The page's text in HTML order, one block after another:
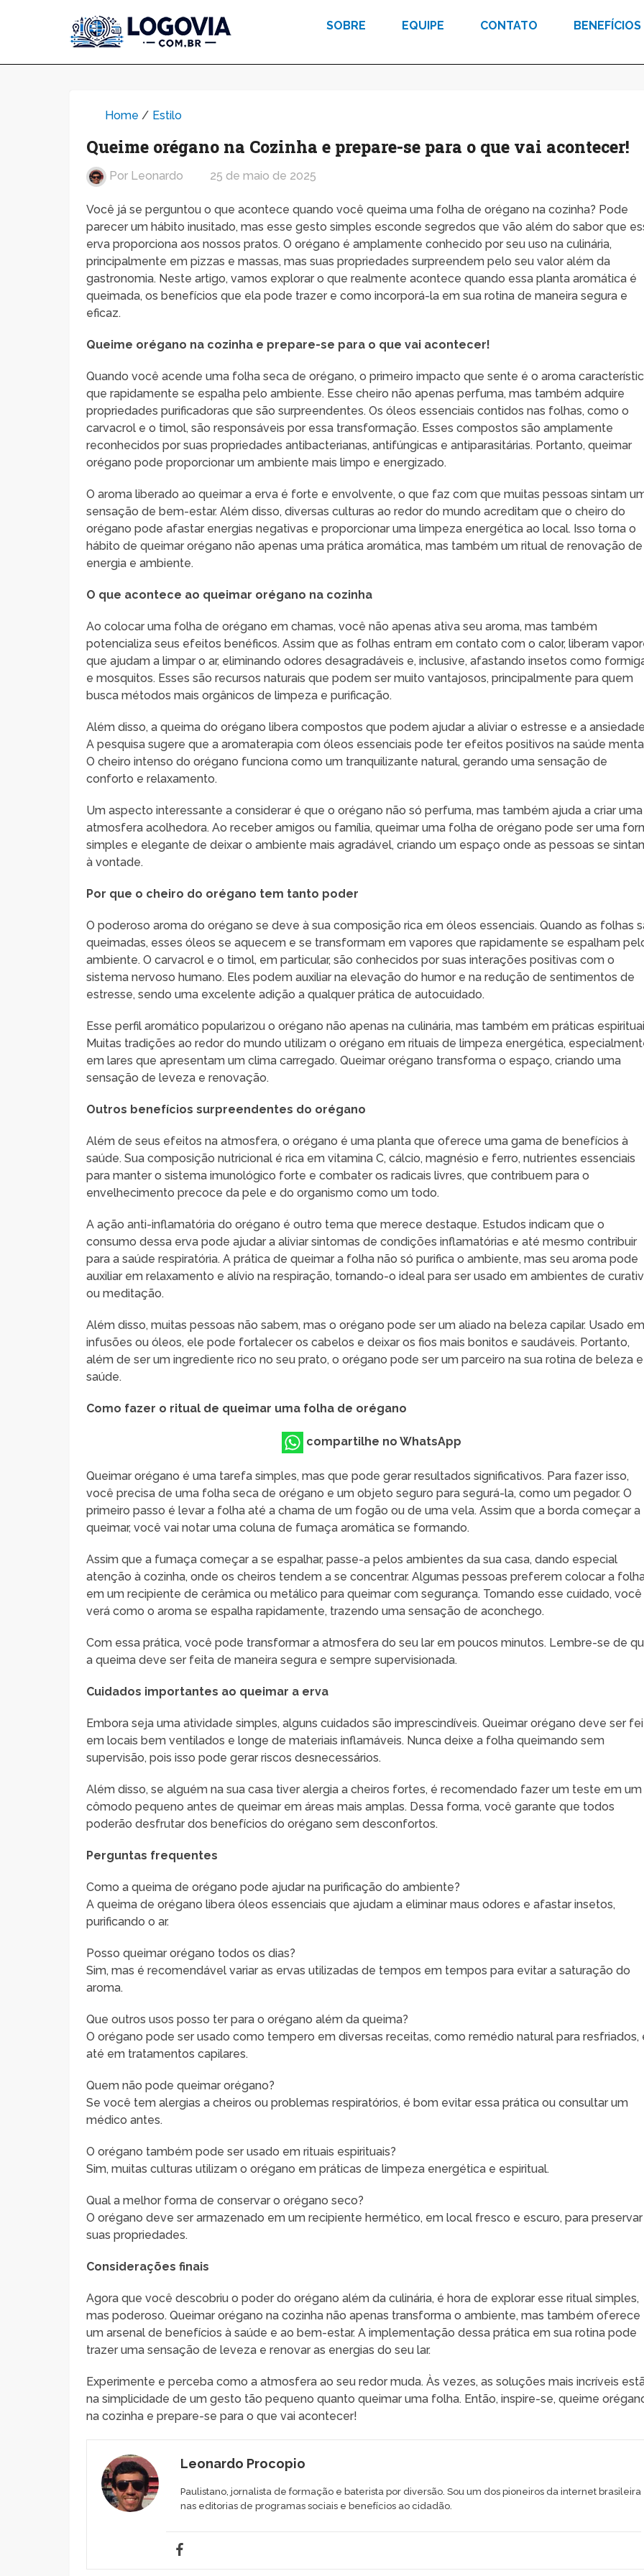
SOBRE EQUIPE CONTATO BENEFÍCIOS
Home / Estilo
Queime orégano na Cozinha e prepare-se para o que vai acontecer!
Por Leonardo 25 de maio de 2025
Você já se perguntou o que acontece quando você queima uma folha de orégano na cozinha? Pode
parecer um hábito inusitado, mas esse gesto simples esconde segredos que vão além do sabor que
erva proporciona aos nossos pratos. O orégano é amplamente conhecido por seu uso na culinária,
principalmente em pizzas e massas, mas suas propriedades surpreendem pelo seu valor além da
gastronomia. Neste artigo, vamos explorar o que realmente acontece quando essa planta aromática é
queimada, os benefícios que ela pode trazer e como incorporá-la em sua rotina de maneira segura e
eficaz.
Queime orégano na cozinha e prepare-se para o que vai acontecer!
Quando você acende uma folha seca de orégano, o primeiro impacto que sente é o aroma
que rapidamente se espalha pelo ambiente. Esse cheiro não apenas perfuma, mas também adquire
propriedades purificadoras que são surpreendentes. Os óleos essenciais contidos nas folhas, como o
carvacrol e o timol, são responsáveis por essa transformação. Esses compostos são amplamente
reconhecidos por suas propriedades antibacterianas, antifúngicas e antiparasitárias. Portanto, queimar
orégano pode proporcionar um ambiente mais limpo e energizado.
O aroma liberado ao queimar a erva é forte e envolvente, o que faz com que muitas pessoas sintam
sensação de bem-estar. Além disso, diversas culturas ao redor do mundo acreditam que o cheiro do
orégano pode afastar energias negativas e proporcionar uma limpeza energética ao local. Isso torna o
hábito de queimar orégano não apenas uma prática aromática, mas também um ritual de renovação de
energia e ambiente.
O que acontece ao queimar orégano na cozinha
Ao colocar uma folha de orégano em chamas, você não apenas ativa seu aroma, mas também
potencializa seus efeitos benéficos. Assim que as folhas entram em contato com o calor, liberam
que ajudam a limpar o ar, eliminando odores desagradáveis e, inclusive, afastando insetos como
e mosquitos. Esses são recursos naturais que podem ser muito vantajosos, principalmente para quem
busca métodos mais orgânicos de limpeza e purificação.
Além disso, a queima do orégano libera compostos que podem ajudar a aliviar o estresse e a
A pesquisa sugere que a aromaterapia com óleos essenciais pode ter efeitos positivos na saúde
O cheiro intenso do orégano funciona como um tranquilizante natural, gerando uma sensação de
conforto e relaxamento.
Um aspecto interessante a considerar é que o orégano não só perfuma, mas também ajuda a criar uma
atmosfera acolhedora. Ao receber amigos ou família, queimar uma folha de orégano pode ser uma
simples e elegante de deixar o ambiente mais agradável, criando um espaço onde as pessoas se
à vontade.
Por que o cheiro do orégano tem tanto poder
O poderoso aroma do orégano se deve à sua composição rica em óleos essenciais. Quando as folhas
queimadas, esses óleos se aquecem e se transformam em vapores que rapidamente se espalham
ambiente. O carvacrol e o timol, em particular, são conhecidos por suas interações positivas com o
sistema nervoso humano. Eles podem auxiliar na elevação do humor e na redução de sentimentos de
estresse, sendo uma excelente adição a qualquer prática de autocuidado.
Esse perfil aromático popularizou o orégano não apenas na culinária, mas também em práticas
Muitas tradições ao redor do mundo utilizam o orégano em rituais de limpeza energética,
em lares que apresentam um clima carregado. Queimar orégano transforma o espaço, criando uma
sensação de leveza e renovação.
Outros benefícios surpreendentes do orégano
Além de seus efeitos na atmosfera, o orégano é uma planta que oferece uma gama de benefícios à
saúde. Sua composição nutricional é rica em vitamina C, cálcio, magnésio e ferro, nutrientes essenciais
para manter o sistema imunológico forte e combater os radicais livres, que contribuem para o
envelhecimento precoce da pele e do organismo como um todo.
A ação anti-inflamatória do orégano é outro tema que merece destaque. Estudos indicam que o
consumo dessa erva pode ajudar a aliviar sintomas de condições inflamatórias e até mesmo contribuir
para a saúde respiratória. A prática de queimar a folha não só purifica o ambiente, mas seu aroma pode
auxiliar em relaxamento e alívio na respiração, tornando-o ideal para ser usado em ambientes de
ou meditação.
Além disso, muitas pessoas não sabem, mas o orégano pode ser um aliado na beleza capilar. Usado
infusões ou óleos, ele pode fortalecer os cabelos e deixar os fios mais bonitos e saudáveis. Portanto,
além de ser um ingrediente rico no seu prato, o orégano pode ser um parceiro na sua rotina de beleza e
saúde.
Como fazer o ritual de queimar uma folha de orégano
compartilhe no WhatsApp
Queimar orégano é uma tarefa simples, mas que pode gerar resultados significativos. Para fazer isso,
você precisa de uma folha seca de orégano e um objeto seguro para segurá-la, como um pegador. O
primeiro passo é levar a folha até a chama de um fogão ou de uma vela. Assim que a borda começar a
queimar, você vai notar uma coluna de fumaça aromática se formando.
Assim que a fumaça começar a se espalhar, passe-a pelos ambientes da sua casa, dando especial
atenção à cozinha, onde os cheiros tendem a se concentrar. Algumas pessoas preferem colocar a
em um recipiente de cerâmica ou metálico para queimar com segurança. Tomando esse cuidado, você
verá como o aroma se espalha rapidamente, trazendo uma sensação de aconchego.
Com essa prática, você pode transformar a atmosfera do seu lar em poucos minutos. Lembre-se de
a queima deve ser feita de maneira segura e sempre supervisionada.
Cuidados importantes ao queimar a erva
Embora seja uma atividade simples, alguns cuidados são imprescindíveis. Queimar orégano deve ser
em locais bem ventilados e longe de materiais inflamáveis. Nunca deixe a folha queimando sem
supervisão, pois isso pode gerar riscos desnecessários.
Além disso, se alguém na sua casa tiver alergia a cheiros fortes, é recomendado fazer um teste em um
cômodo pequeno antes de queimar em áreas mais amplas. Dessa forma, você garante que todos
poderão desfrutar dos benefícios do orégano sem desconfortos.
Perguntas frequentes
Como a queima de orégano pode ajudar na purificação do ambiente?
A queima de orégano libera óleos essenciais que ajudam a eliminar maus odores e afastar insetos,
purificando o ar.
Posso queimar orégano todos os dias?
Sim, mas é recomendável variar as ervas utilizadas de tempos em tempos para evitar a saturação do
aroma.
Que outros usos posso ter para o orégano além da queima?
O orégano pode ser usado como tempero em diversas receitas, como remédio natural para resfriados,
até em tratamentos capilares.
Quem não pode queimar orégano?
Se você tem alergias a cheiros ou problemas respiratórios, é bom evitar essa prática ou consultar um
médico antes.
O orégano também pode ser usado em rituais espirituais?
Sim, muitas culturas utilizam o orégano em práticas de limpeza energética e espiritual.
Qual a melhor forma de conservar o orégano seco?
O orégano deve ser armazenado em um recipiente hermético, em local fresco e escuro, para preservar
suas propriedades.
Considerações finais
Agora que você descobriu o poder do orégano além da culinária, é hora de explorar esse ritual simples,
mas poderoso. Queimar orégano na cozinha não apenas transforma o ambiente, mas também oferece
um arsenal de benefícios à saúde e ao bem-estar. A implementação dessa prática em sua rotina pode
trazer uma sensação de leveza e renovar as energias do seu lar.
Experimente e perceba como a atmosfera ao seu redor muda. Às vezes, as soluções mais incríveis
na simplicidade de um gesto tão pequeno quanto queimar uma folha. Então, inspire-se, queime
na cozinha e prepare-se para o que vai acontecer!
Leonardo Procopio
Paulistano, jornalista de formação e baterista por diversão. Sou um dos pioneiros da internet brasileira
nas editorias de programas sociais e benefícios ao cidadão.